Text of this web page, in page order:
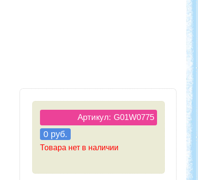
Артикул: G01W0775
0 руб.
Товара нет в наличии